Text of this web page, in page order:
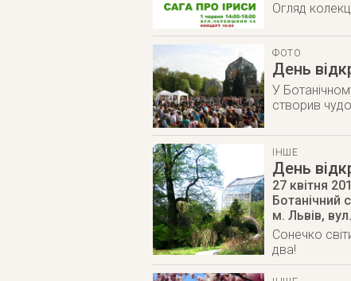
Огляд
ФОТО
День
У
створив
ІНШЕ
День
27 квітня
Ботанічний
м. Львів,
Сонечко
два!